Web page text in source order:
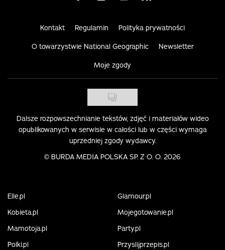
Kontakt Regulamin Polityka prywatności
O towarzystwie National Geographic Newsletter
Moje zgody
Dalsze rozpowszechnianie tekstów, zdjęć i materiałów wideo
opublikowanych w serwisie w całości lub w części wymaga
uprzedniej zgody wydawcy.
© BURDA MEDIA POLSKA SP. Z O. O. 2026
Elle.pl
Glamour.pl
Kobieta.pl
Mojegotowanie.pl
Mamotoja.pl
Party.pl
Polki.pl
Przyslijprzepis.pl